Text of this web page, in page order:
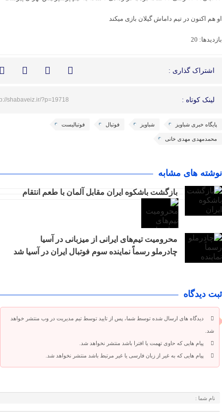
او هم اکنون در تیم داماش گیلان بازی میکند
بازدیدها: 20
اشتراک گذاری :
لینک کوتاه : shabaveiz.ir/?p=19718
پایگاه خبری شباویز شباویز فوتبال فوتبالیست
محمدمهدی مهدی خانی
نوشته های مشابه
بازگشت باشکوه ایران مقابل آلمان با طعم انتقام
محرومیت تیم‌های ایرانی از میزبانی در آسیا
چادرملو رسماً نماینده سوم فوتبال ایران در آسیا شد
ثبت دیدگاه
دیدگاه های ارسال شده توسط شما، پس از تایید توسط تیم مدیریت در وب منتشر خواهد
شد.
پیام هایی که حاوی تهمت یا افترا باشد منتشر نخواهد شد.
پیام هایی که به غیر از زبان فارسی یا غیر مرتبط باشد منتشر نخواهد شد.